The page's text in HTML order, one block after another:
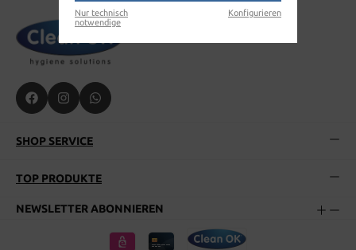
SHOP SERVICE
TOP PRODUKTE
NEWSLETTER ABONNIEREN
Nur technisch
notwendige
Konfigurieren